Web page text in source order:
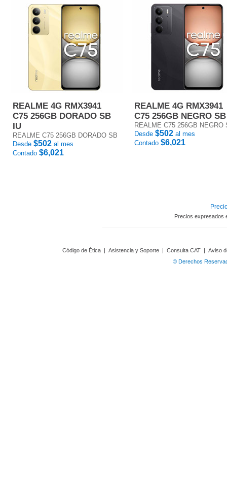
REALME 4G RMX3941
C75 256GB DORADO SB
IU
REALME C75 256GB DORADO SB
Desde $502 al mes
Contado $6,021
REALME 4G RMX3941
C75 256GB NEGRO
REALME C75 256GB NEGRO
Desde $502 al mes
Contado $6,021
Precios expresados
Código de Ética | Asistencia y Soporte | Consulta CAT | Aviso
© Derechos